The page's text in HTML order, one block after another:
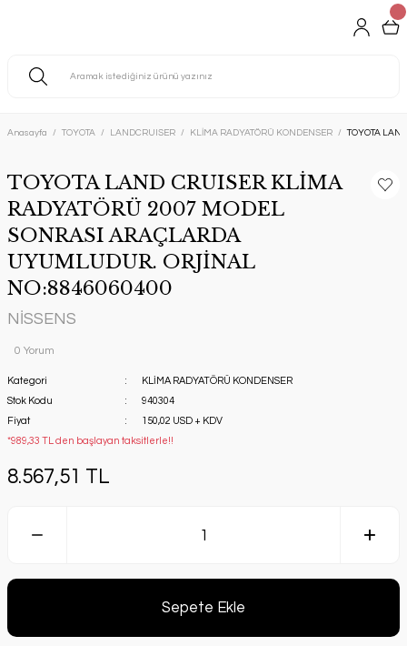
Anasayfa TOYOTA LANDCRUISER KLİMA RADYATÖRÜ KONDENSER TOYOTA
TOYOTA LAND CRUISER KLİMA
RADYATÖRÜ 2007 MODEL
SONRASI ARAÇLARDA
UYUMLUDUR. ORJİNAL
NO:8846060400
NİSSENS
0 Yorum
Kategori
KLİMA RADYATÖRÜ KONDENSER
Stok Kodu
940304
Fiyat
150,02 USD + KDV
*989,33 TL den başlayan taksitlerle!!
8.567,51 TL
Sepete Ekle